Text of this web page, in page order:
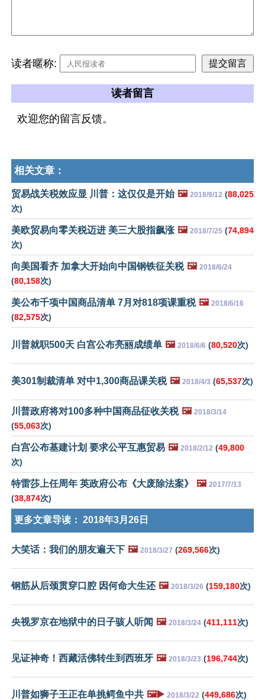
读者暱称:
读者留言
欢迎您的留言反馈。
相关文章：
贸易战关税效应显 川普：这仅仅是开始 🖼️ 2018/9/12 (88,025
次)
美欧贸易向零关税迈进 美三大股指飙涨 🖼️ 2018/7/25 (74,894
次)
向美国看齐 加拿大开始向中国钢铁征关税 🖼️ 2018/6/24
(80,158次)
美公布千项中国商品清单 7月对818项课重税 🖼️ 2018/6/16
(82,575次)
川普就职500天 白宫公布亮丽成绩单 🖼️ 2018/6/6 (80,520次)
美301制裁清单 对中1,300商品课关税 🖼️ 2018/4/3 (65,537次)
川普政府将对100多种中国商品征收关税 🖼️ 2018/3/14
(55,063次)
白宫公布基建计划 要求公平互惠贸易 🖼️ 2018/2/12 (49,800
次)
特雷莎上任周年 英政府公布《大废除法案》 🖼️ 2017/7/13
(38,874次)
更多文章导读： 2018年3月26日
大笑话：我们的朋友遍天下 🖼️ 2018/3/27 (269,566次)
钢筋从后颈贯穿口腔 因何命大生还 🖼️ 2018/3/26 (159,180次)
央视罗京在地狱中的日子骇人听闻 🖼️ 2018/3/24 (411,111次)
见证神奇！西藏活佛转生到西班牙 🖼️ 2018/3/23 (196,744次)
川普如狮子王正在单挑鳄鱼中共 🖼️▶️ 2018/3/22 (449,686次)